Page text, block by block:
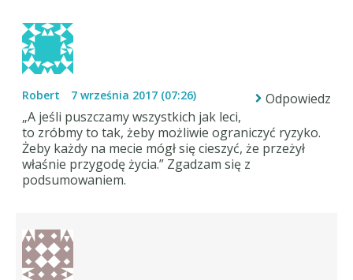
Robert 7 września 2017 (07:26)
Odpowiedz
„A jeśli puszczamy wszystkich jak leci,
to zróbmy to tak, żeby możliwie ograniczyć ryzyko.
Żeby każdy na mecie mógł się cieszyć, że przeżył
właśnie przygodę życia.” Zgadzam się z
podsumowaniem.